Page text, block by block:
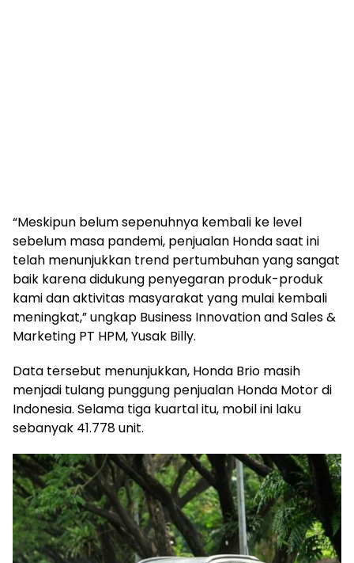
“Meskipun belum sepenuhnya kembali ke level
sebelum masa pandemi, penjualan Honda saat ini
telah menunjukkan trend pertumbuhan yang sangat
baik karena didukung penyegaran produk-produk
kami dan aktivitas masyarakat yang mulai kembali
meningkat,” ungkap Business Innovation and Sales &
Marketing PT HPM, Yusak Billy.
Data tersebut menunjukkan, Honda Brio masih
menjadi tulang punggung penjualan Honda Motor di
Indonesia. Selama tiga kuartal itu, mobil ini laku
sebanyak 41.778 unit.